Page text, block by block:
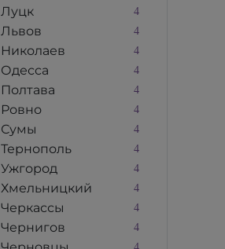
Луцк 4
Львов 4
Николаев 4
Одесса 4
Полтава 4
Ровно 4
Сумы 4
Тернополь 4
Ужгород 4
Хмельницкий 4
Черкассы 4
Чернигов 4